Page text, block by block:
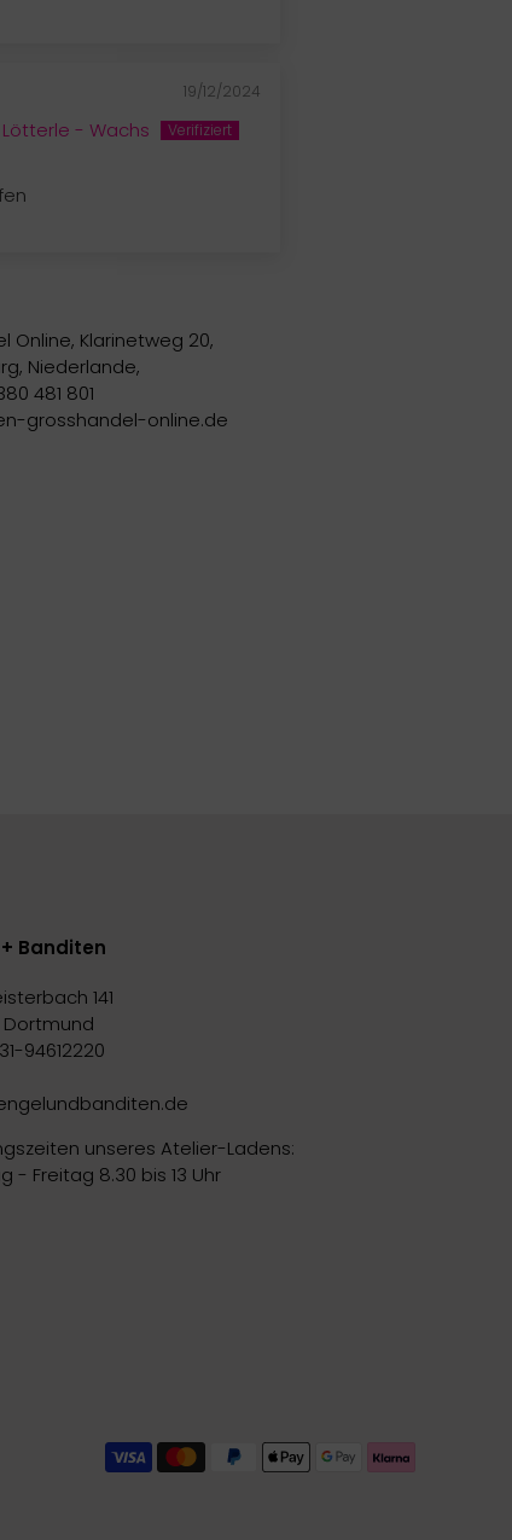
19/12/2024
Lötterle - Wachs
Online, Klarinetweg 20,
Niederlande,
481 801
grosshandel-online.de
Banditen
141
Dortmund
94612220
unseres Atelier-Ladens:
- Freitag 8.30 bis 13 Uhr